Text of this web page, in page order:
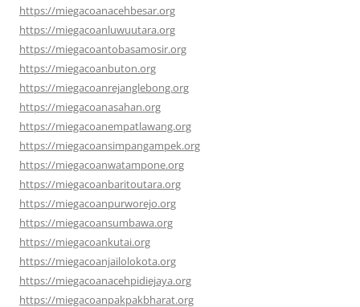
https://miegacoanacehbesar.org
https://miegacoanluwuutara.org
https://miegacoantobasamosir.org
https://miegacoanbuton.org
https://miegacoanrejanglebong.org
https://miegacoanasahan.org
https://miegacoanempatlawang.org
https://miegacoansimpangampek.org
https://miegacoanwatampone.org
https://miegacoanbaritoutara.org
https://miegacoanpurworejo.org
https://miegacoansumbawa.org
https://miegacoankutai.org
https://miegacoanjailolokota.org
https://miegacoanacehpidiejaya.org
https://miegacoanpakpakbharat.org